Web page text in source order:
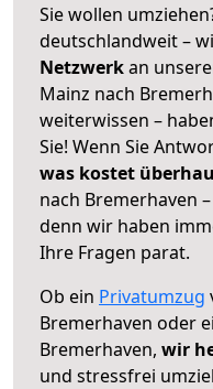
Sie wollen
deutschlandweit –
Netzwerkan
Mainz nach
weiterwissen –
Sie! Wenn Sie
was kostet
nach Bremerhaven
denn wir haben
Ihre Fragen parat.
Ob ein Privatumzug
Bremerhaven oder
Bremerhaven, wir
und stressfrei